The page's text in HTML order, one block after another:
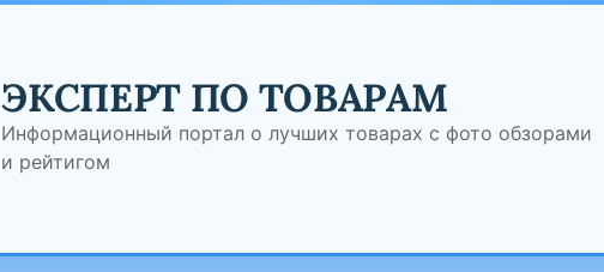
ЭКСПЕРТ ПО ТОВАРАМ
Информационный портал о лучших товарах с фото обзорами
и рейтигом